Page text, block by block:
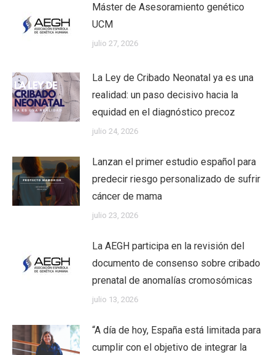
Máster de Asesoramiento genético
UCM
julio 27, 2026
La Ley de Cribado Neonatal ya es una
realidad: un paso decisivo hacia la
equidad en el diagnóstico precoz
julio 24, 2026
Lanzan el primer estudio español para
predecir riesgo personalizado de sufrir
cáncer de mama
julio 23, 2026
La AEGH participa en la revisión del
documento de consenso sobre cribado
prenatal de anomalías cromosómicas
julio 13, 2026
“A día de hoy, España está limitada para
cumplir con el objetivo de integrar la